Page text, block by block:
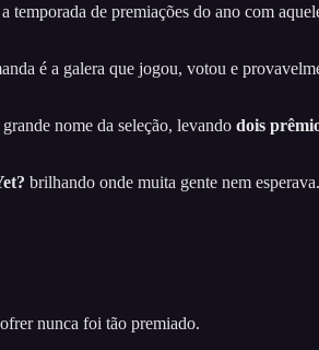
temporada de premiações do ano com
é a galera que jogou, votou e
nome da seleção, levando dois
brilhando onde muita gente nem
nunca foi tão premiado.